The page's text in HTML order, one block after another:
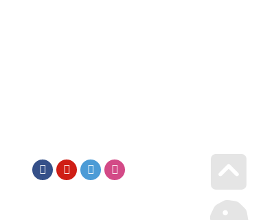
FacebookYoutubeTwitter
Go